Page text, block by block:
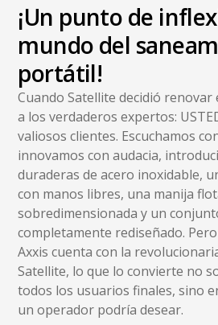
¡Un punto de
mundo del
portátil!
Cuando Satellite decidió renovar
a los verdaderos expertos:
valiosos clientes. Escuchamos
innovamos con audacia,
duraderas de acero inoxidable,
con manos libres, una manija
sobredimensionada y un
completamente rediseñado.
Axxis cuenta con la
Satellite, lo que lo convierte no
todos los usuarios finales, sino
un operador podría desear.